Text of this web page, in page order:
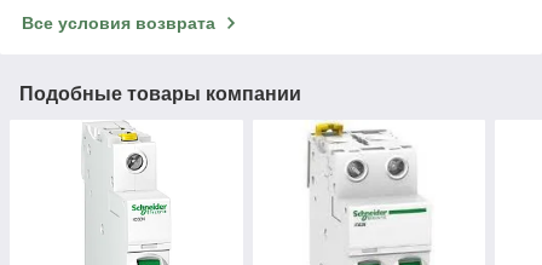
Все условия возврата
Подобные товары компании